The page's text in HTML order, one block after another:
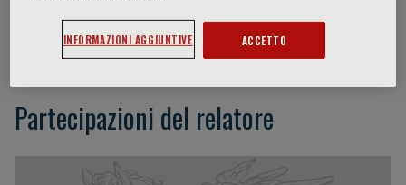
Neil Marlow
Partecipazioni del relatore
INFORMAZIONI AGGIUNTIVE ACCETTO